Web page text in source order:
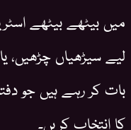
میں بیٹھے بیٹھے
لیے سیڑھیاں
بات کر رہے ہیں جو
کا انتخاب کریں۔